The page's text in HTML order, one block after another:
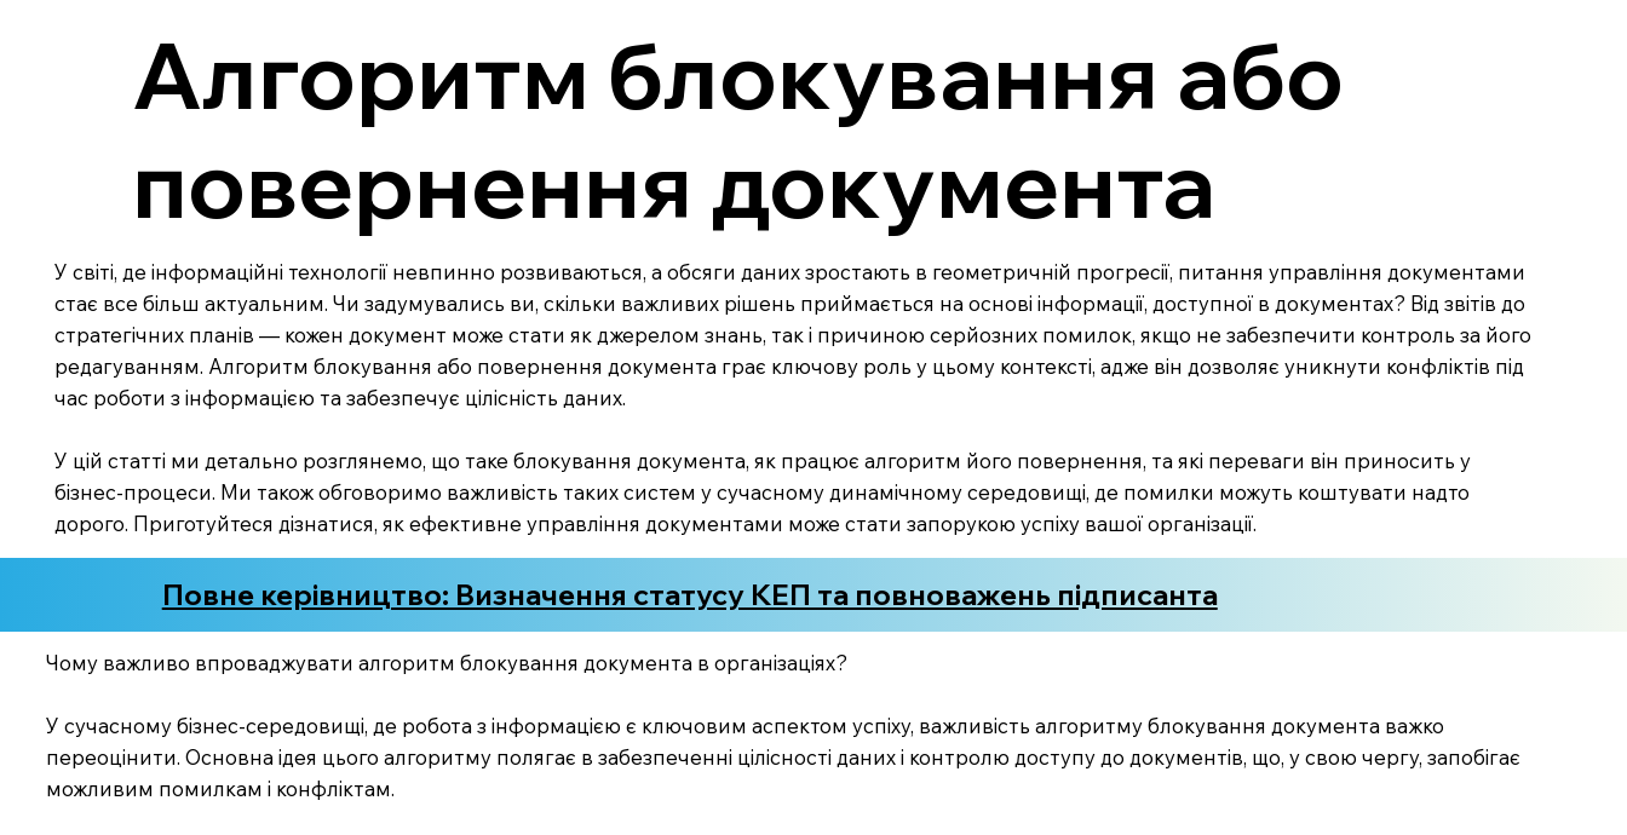
Алгоритм блокування або
повернення документа
У світі, де інформаційні технології невпинно розвиваються, а обсяги даних зростають в геометричній прогресії, питання управління документами
стає все більш актуальним. Чи задумувались ви, скільки важливих рішень приймається на основі інформації, доступної в документах? Від звітів до
стратегічних планів — кожен документ може стати як джерелом знань, так і причиною серйозних помилок, якщо не забезпечити контроль за його
редагуванням. Алгоритм блокування або повернення документа грає ключову роль у цьому контексті, адже він дозволяє уникнути конфліктів під
час роботи з інформацією та забезпечує цілісність даних.
У цій статті ми детально розглянемо, що таке блокування документа, як працює алгоритм його повернення, та які переваги він приносить у
бізнес-процеси. Ми також обговоримо важливість таких систем у сучасному динамічному середовищі, де помилки можуть коштувати надто
дорого. Приготуйтеся дізнатися, як ефективне управління документами може стати запорукою успіху вашої організації.
Повне керівництво: Визначення статусу КЕП та повноважень підписанта
Чому важливо впроваджувати алгоритм блокування документа в організаціях?
У сучасному бізнес-середовищі, де робота з інформацією є ключовим аспектом успіху, важливість алгоритму блокування документа важко
переоцінити. Основна ідея цього алгоритму полягає в забезпеченні цілісності даних і контролю доступу до документів, що, у свою чергу, запобігає
можливим помилкам і конфліктам.